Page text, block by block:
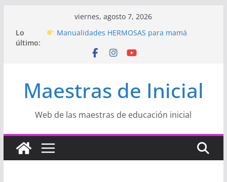
contenido
viernes, agosto 7, 2026
Lo
último:
Hermosos dibujos para MAMÁ: colorea con
Manualidades HERMOSAS para mamá
(fáciles y llenas de amor)
Proyecto
“Celebramos con Alegría la Semana
de la Educación Inicial»
Proyecto de Aprendizaje
Un regalo para
Mamá hecho con amor
Maestras de Inicial
Web de las maestras de educación inicial